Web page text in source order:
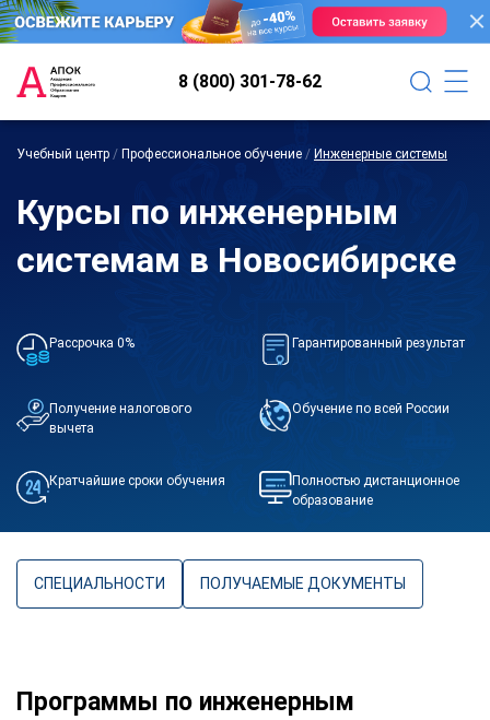
8 (800) 301-78-62
Учебный центр / Профессиональное обучение / Инженерные системы
Курсы по инженерным
системам в Новосибирске
Рассрочка 0% Гарантированный результат
Получение налогового
вычета
Обучение по всей России
Кратчайшие сроки обучения
Полностью дистанционное
образование
СПЕЦИАЛЬНОСТИ ПОЛУЧАЕМЫЕ ДОКУМЕНТЫ
Программы по инженерным